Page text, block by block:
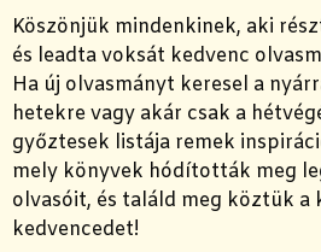
Köszönjük mindenkinek, aki
és leadta voksát kedvenc
Ha új olvasmányt keresel a
hetekre vagy akár csak a
győztesek listája remek
mely könyvek hódították meg
olvasóit, és találd meg köztük a
kedvencedet!